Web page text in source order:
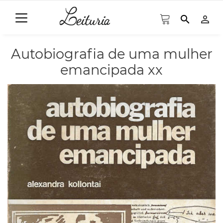
search person_outline
Autobiografia de uma mulher
emancipada xx